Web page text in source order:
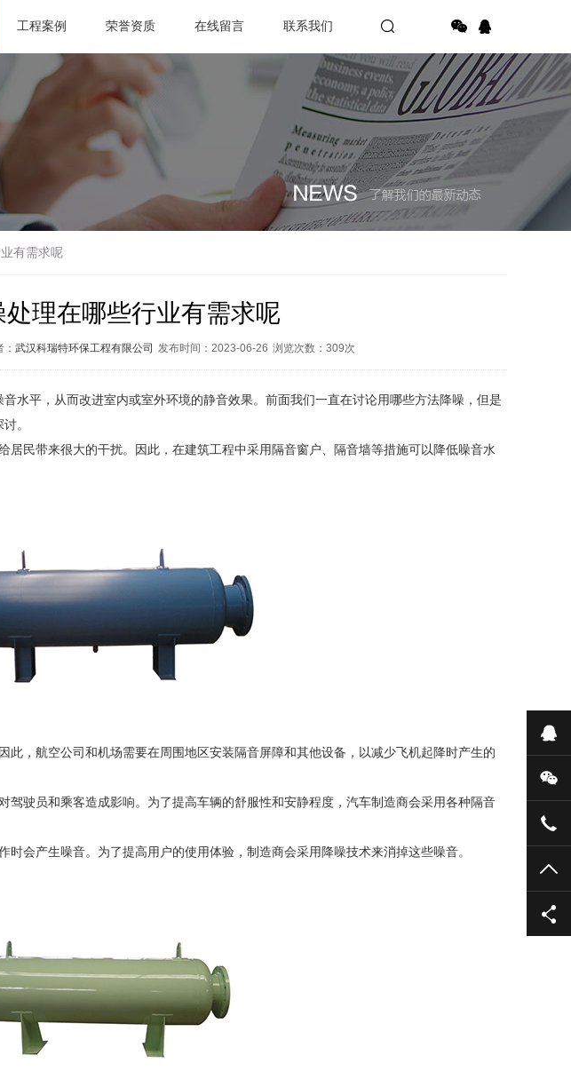
工程案例 荣誉资质 在线留言 联系我们
有需求呢
理在哪些行业有需求呢
武汉科瑞特环保工程有限公司 发布时间：2023-06-26 浏览次数： 309次
平，从而改进室内或室外环境的静音效果。前面我们一直在讨论用哪些方法降噪，但是
。
民带来很大的干扰。因此，在建筑工程中采用隔音窗户、隔音墙等措施可以降低噪音水
，航空公司和机场需要在周围地区安装隔音屏障和其他设备，以减少飞机起降时产生的
驶员和乘客造成影响。为了提高车辆的舒服性和安静程度，汽车制造商会采用各种隔音
会产生噪音。为了提高用户的使用体验，制造商会采用降噪技术来消掉这些噪音。
在
微